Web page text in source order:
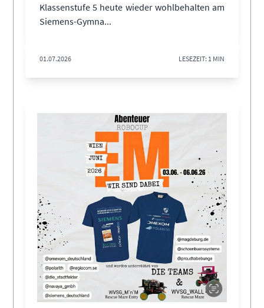
Klassenstufe 5 heute wieder wohlbehalten am
Siemens-Gymna...
01.07.2026 LESEZEIT: 1 MIN